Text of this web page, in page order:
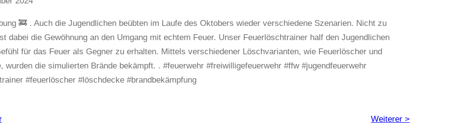
🚒 . Auch die Jugendlichen beübten im Laufe des Oktobers wieder verschiedene Szenarien. Nicht zu
dabei die Gewöhnung an den Umgang mit echtem Feuer. Unser Feuerlöschtrainer half den Jugendlichen
für das Feuer als Gegner zu erhalten. Mittels verschiedener Löschvarianten, wie Feuerlöscher und
wurden die simulierten Brände bekämpft. . #feuerwehr #freiwilligefeuerwehr #ffw #jugendfeuerwehr
#feuerlöscher #löschdecke #brandbekämpfung
Weiterer >